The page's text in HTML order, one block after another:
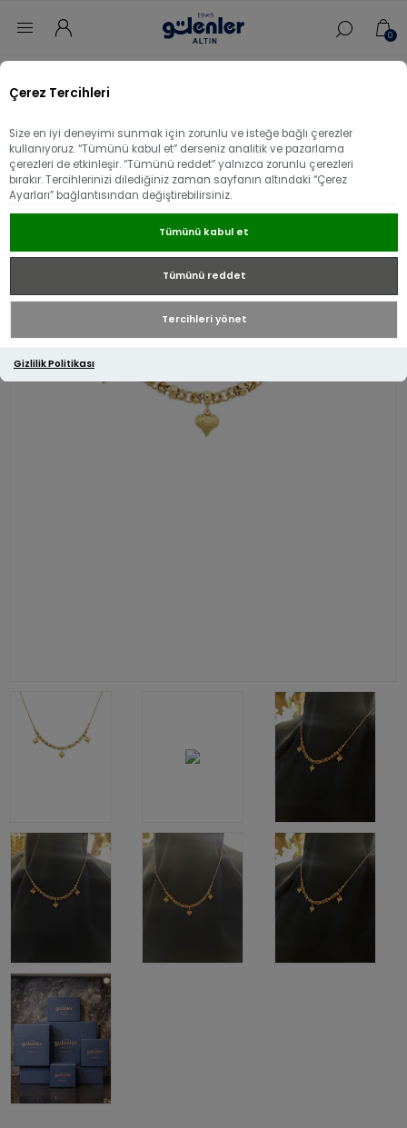
Çerez Tercihleri
Size en iyi deneyimi sunmak için zorunlu ve isteğe bağlı çerezler
kullanıyoruz. “Tümünü kabul et” derseniz analitik ve pazarlama
çerezleri de etkinleşir. “Tümünü reddet” yalnızca zorunlu çerezleri
bırakır. Tercihlerinizi dilediğiniz zaman sayfanın altındaki “Çerez
Ayarları” bağlantısından değiştirebilirsiniz.
Tümünü kabul et
Tümünü reddet
Tercihleri yönet
Gizlilik Politikası
0
22 Ayar Altın Kalp Sallantılı Kolye